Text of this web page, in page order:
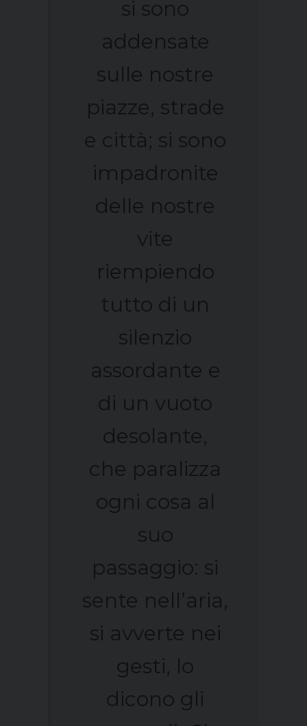
si sono
addensate
sulle nostre
piazze, strade
e città; si sono
impadronite
delle nostre
vite
riempiendo
tutto di un
silenzio
assordante e
di un vuoto
desolante,
che paralizza
ogni cosa al
suo
passaggio: si
sente nell’aria,
si avverte nei
gesti, lo
dicono gli